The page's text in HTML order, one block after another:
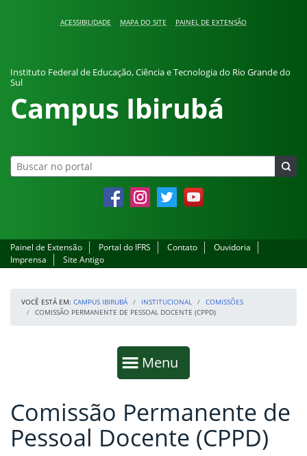
ACESSIBILIDADE MAPA DO SITE PAINEL DE EXTENSÃO
Instituto Federal de Educação, Ciência e Tecnologia do Rio Grande do
Sul
Campus Ibirubá
FacebookInstagramTwitter YouTube
Painel de Extensão Portal do IFRS Contato
Ouvidoria
Imprensa
Site Antigo
VOCÊ ESTÁ EM: CAMPUS IBIRUBÁ INSTITUCIONAL
COMISSÕES
COMISSÃO PERMANENTE DE PESSOAL DOCENTE (CPPD)
Mostrar
Menu
Fim da navegação
Início do conteúdo
Comissão Permanente de
Pessoal Docente (CPPD)